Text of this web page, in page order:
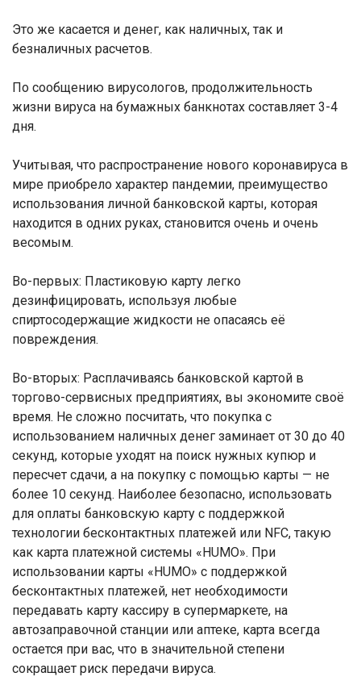
Это же касается и денег, как наличных, так и
безналичных расчетов.
По сообщению вирусологов, продолжительность
жизни вируса на бумажных банкнотах составляет 3-4
дня.
Учитывая, что распространение нового коронавируса в
мире приобрело характер пандемии, преимущество
использования личной банковской карты, которая
находится в одних руках, становится очень и очень
весомым.
Во-первых: Пластиковую карту легко
дезинфицировать, используя любые
спиртосодержащие жидкости не опасаясь её
повреждения.
Во-вторых: Расплачиваясь банковской картой в
торгово-сервисных предприятиях, вы экономите своё
время. Не сложно посчитать, что покупка с
использованием наличных денег заминает от 30 до 40
секунд, которые уходят на поиск нужных купюр и
пересчет сдачи, а на покупку с помощью карты — не
более 10 секунд. Наиболее безопасно, использовать
для оплаты банковскую карту с поддержкой
технологии бесконтактных платежей или NFC, такую
как карта платежной системы «HUMO». При
использовании карты «HUMO» с поддержкой
бесконтактных платежей, нет необходимости
передавать карту кассиру в супермаркете, на
автозаправочной станции или аптеке, карта всегда
остается при вас, что в значительной степени
сокращает риск передачи вируса.